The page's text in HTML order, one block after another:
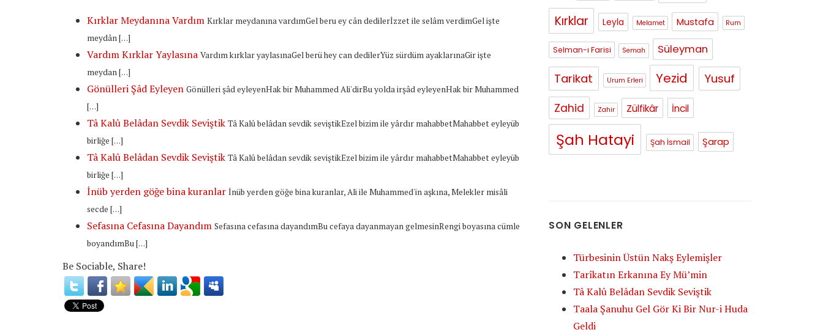
Kırklar Meydanına Vardım Kırklar meydanına vardımGel beru ey cân dedilerİzzet ile selâm verdimGel işte
meydân […]
Vardım Kırklar Yaylasına Vardım kırklar yaylasınaGel berü hey can dedilerYüz sürdüm ayaklarınaGir işte
meydan […]
Gönülleri Şâd Eyleyen Gönülleri şâd eyleyenHak bir Muhammed Ali'dirBu yolda irşâd eyleyenHak bir Muhammed
[…]
Tâ Kalû Belâdan Sevdik Seviştik Tâ Kalû belâdan sevdik seviştikEzel bizim ile yârdır mahabbetMahabbet eyleyüb
birliğe […]
Tâ Kalû Belâdan Sevdik Seviştik Tâ Kalû belâdan sevdik seviştikEzel bizim ile yârdır mahabbetMahabbet eyleyüb
birliğe […]
İnüb yerden göğe bina kuranlar İnüb yerden göğe bina kuranlar, Ali ile Muhammed'in aşkına, Melekler misâli
secde […]
Sefasına Cefasına Dayandım Sefasına cefasına dayandımBu cefaya dayanmayan gelmesinRengi boyasına cümle
boyandımBu […]
Be Sociable, Share!
Kırklar
Leyla Melamet Mustafa Rum
Selman-ı Farisi Semah Süleyman
Tarikat Urum Erleri Yezid Yusuf
Zahid Zahir Zülfikâr İncil
Şah Hatayi Şah İsmail Şarap
SON GELENLER
Türbesinin Üstün Nakş Eylemişler
Tarîkatın Erkanına Ey Mü’min
Tâ Kalû Belâdan Sevdik Seviştik
Taala Şanuhu Gel Gör Ki Bir Nur-i Huda
Geldi